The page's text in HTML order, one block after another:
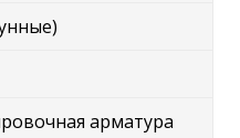
арматура